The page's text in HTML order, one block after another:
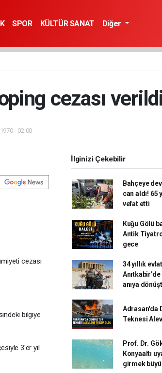
SPOR KÜLTÜR SANAT Diğer
cezası
- 02:00
cezası
bilgiye
3'er yıl
İlginizi Çekebilir
Bahçeye
can aldı! 65
vefat etti
Kuğu Gölü
Antik
gece
34 yıllık
anıya
Adrasan'da
Teknesi
Prof. Dr.
Konyaaltı
girmek